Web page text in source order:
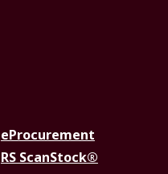
eProcurement
RS ScanStock®